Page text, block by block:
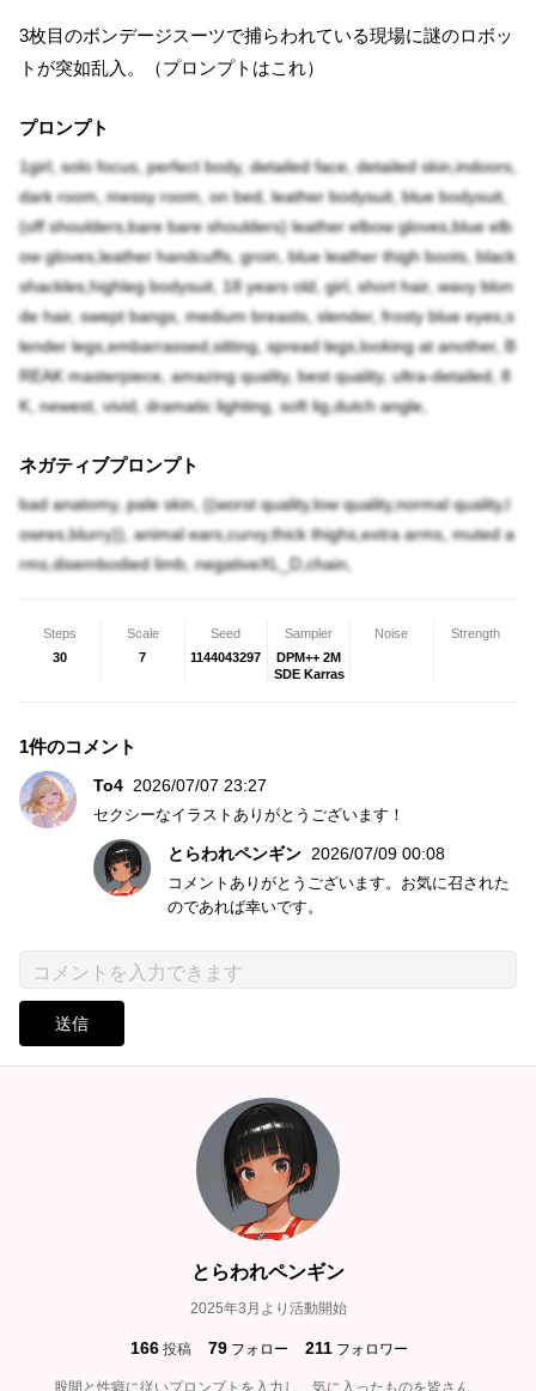
3枚目のボンデージスーツで捕らわれている現場に謎のロボッ
トが突如乱入。（プロンプトはこれ）
プロンプト
1girl, solo focus, perfect body, detailed face, detailed skin,indoors,
dark room, messy room, on bed, leather bodysuit, blue bodysuit,
(off shoulders,bare bare shoulders) leather elbow gloves,blue elb
ow gloves,leather handcuffs, groin, blue leather thigh boots, black
shackles,highleg bodysuit, 18 years old, girl, short hair, wavy blon
de hair, swept bangs, medium breasts, slender, frosty blue eyes,s
lender legs,embarrassed,sitting, spread legs,looking at another, B
REAK masterpiece, amazing quality, best quality, ultra-detailed, 8
K, newest, vivid, dramatic lighting, soft lig,dutch angle,
ネガティブプロンプト
bad anatomy, pale skin, ((worst quality,low quality,normal quality,l
owres,blurry)), animal ears,curvy,thick thighs,extra arms, muted a
rms,disembodied limb, negativeXL_D,chain,
Steps
30
Scale
7
Seed
1144043297
Sampler
DPM++ 2M
SDE Karras
Noise Strength
1件のコメント
To4 2026/07/07 23:27
セクシーなイラストありがとうございます！
とらわれペンギン 2026/07/09 00:08
コメントありがとうございます。お気に召された
のであれば幸いです。
送信
とらわれペンギン
2025年3月より活動開始
166 投稿 79 フォロー 211 フォロワー